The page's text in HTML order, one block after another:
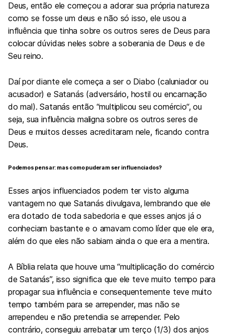
Deus, então ele começou a adorar sua própria natureza
como se fosse um deus e não só isso, ele usou a
influência que tinha sobre os outros seres de Deus para
colocar dúvidas neles sobre a soberania de Deus e de
Seu reino.
Daí por diante ele começa a ser o Diabo (caluniador ou
acusador) e Satanás (adversário, hostil ou encarnação
do mal). Satanás então “multiplicou seu comércio“, ou
seja, sua influência maligna sobre os outros seres de
Deus e muitos desses acreditaram nele, ficando contra
Deus.
Podemos pensar: mas como puderam ser influenciados?
Esses anjos influenciados podem ter visto alguma
vantagem no que Satanás divulgava, lembrando que ele
era dotado de toda sabedoria e que esses anjos já o
conheciam bastante e o amavam como líder que ele era,
além do que eles não sabiam ainda o que era a mentira.
A Bíblia relata que houve uma “multiplicação do comércio
de Satanás”, isso significa que ele teve muito tempo para
propagar sua influência e consequentemente teve muito
tempo também para se arrepender, mas não se
arrependeu e não pretendia se arrepender. Pelo
contrário, conseguiu arrebatar um terço (1/3) dos anjos